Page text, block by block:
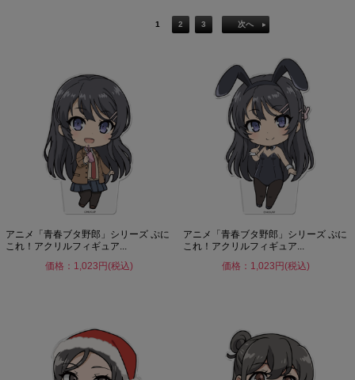
1 2 3 次へ
アニメ「青春ブタ野郎」シリーズ ぷに
これ！アクリルフィギュア...
価格：1,023円(税込)
アニメ「青春ブタ野郎」シリーズ ぷに
これ！アクリルフィギュア...
価格：1,023円(税込)